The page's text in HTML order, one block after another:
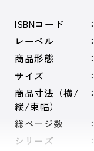
ISBNコード
レーベル
商品形態
サイズ
商品寸法（横/
縦/束幅）
総ページ数
シリーズ